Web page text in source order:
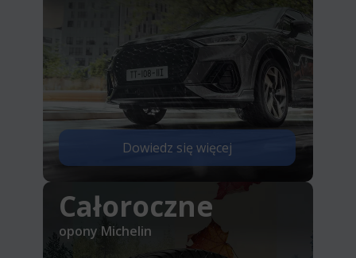
Dowiedz się więcej
Całoroczne
opony Michelin